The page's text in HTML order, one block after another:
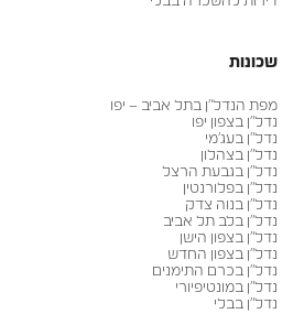
שכונות
מפת הנדל״ן בתל אביב – יפו
נדל״ן בצפון יפו
נדל״ן בעג׳מי
נדל״ן בצהלון
נדל״ן בגבעת הרצל
נדל״ן בפלורנטין
נדל״ן בנוה צדק
נדל״ן בלב תל אביב
נדל״ן בצפון הישן
נדל״ן בצפון החדש
נדל״ן בכרם התימנים
נדל״ן במונטיפיורי
נדל״ן בבלי